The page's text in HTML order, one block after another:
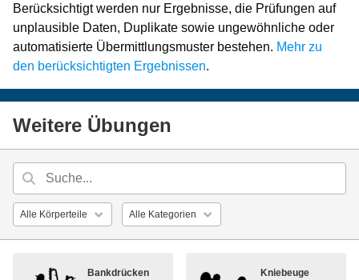
Berücksichtigt werden nur Ergebnisse, die Prüfungen auf
unplausible Daten, Duplikate sowie ungewöhnliche oder
automatisierte Übermittlungsmuster bestehen. Mehr zu
den berücksichtigten Ergebnissen.
Weitere Übungen
Bankdrücken
Kniebeuge